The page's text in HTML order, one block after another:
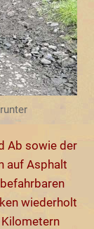
Ab sowie der
auf Asphalt
wiederholt